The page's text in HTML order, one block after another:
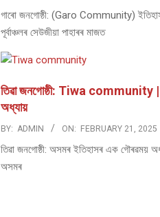
গাৰো জনগোষ্ঠী: (Garo Community)
পূৰ্বাঞ্চলৰ সেউজীয়া পাহাৰৰ মাজত
তিৱা জনগোষ্ঠী: Tiwa community
অধ্যায়
BY: ADMIN ON: FEBRUARY 21, 2025
তিৱা জনগোষ্ঠী: অসমৰ ইতিহাসৰ এক
অসমৰ